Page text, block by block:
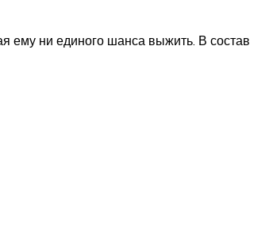
ему ни единого шанса выжить. В состав